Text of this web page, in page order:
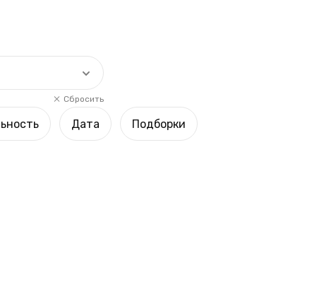
Сбросить
Дата Подборки